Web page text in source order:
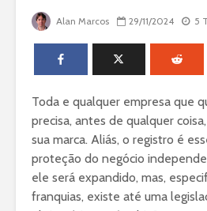
Alan Marcos 29/11/2024 5
Toda e qualquer empresa que
precisa, antes de qualquer
sua marca. Aliás, o registro é
proteção do negócio
ele será expandido, mas,
franquias, existe até uma